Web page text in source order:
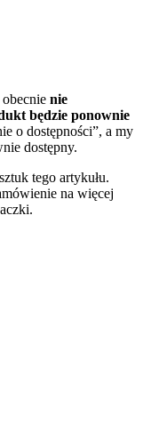
nie
będzie ponownie
o dostępności”, a my
dostępny.
tego artykułu.
na więcej